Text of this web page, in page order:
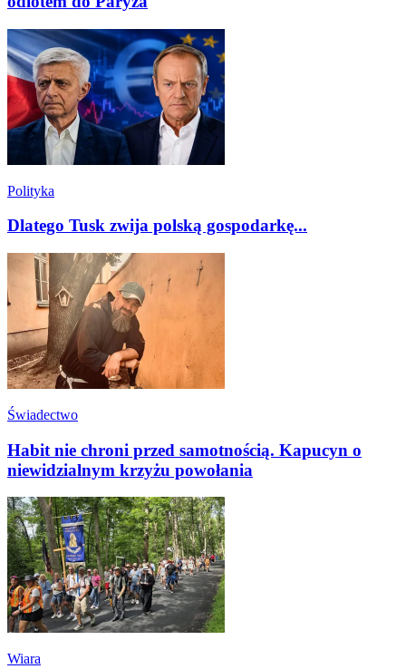
Polityka
Dlatego Tusk zwija polską gospodarkę...
Świadectwo
Habit nie chroni przed samotnością. Kapucyn o
niewidzialnym krzyżu powołania
Wiara